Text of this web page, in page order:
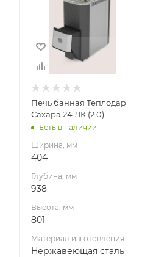
Глубина, мм
Высота, мм
801
Материал
Нержавеющая
сталь
Вид топлива
Диаметр дымохода,
115
600
90
Печь банная Теплодар
Сахара 24 ЛК (2.0)
Есть в наличии
Ширина, мм
404
Глубина, мм
938
Высота, мм
801
Материал изготовления
Нержавеющая сталь